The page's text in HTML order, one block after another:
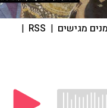
מגישים |
RSS
|